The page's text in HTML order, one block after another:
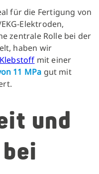
für die Fertigung von
Elektroden,
zentrale Rolle bei der
haben wir
Klebstoff mit einer
11 MPa gut mit
und